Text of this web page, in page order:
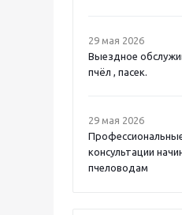
29 мая 2026
Выездное
пчёл , пасек.
29 мая 2026
консультации
пчеловодам